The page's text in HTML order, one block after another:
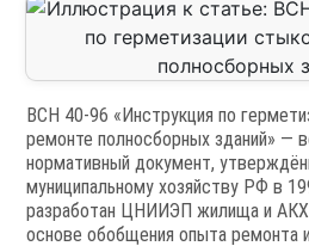
ВСН 40-96 «Инструкция по
ремонте полносборных зданий» —
нормативный документ,
муниципальному хозяйству РФ в
разработан ЦНИИЭП жилища и
основе обобщения опыта ремонта